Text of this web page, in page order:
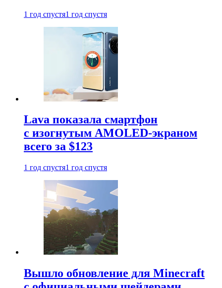
1 год спустя1 год спустя
Lava показала смартфон
с изогнутым AMOLED-экраном
всего за $123
1 год спустя1 год спустя
Вышло обновление для Minecraft